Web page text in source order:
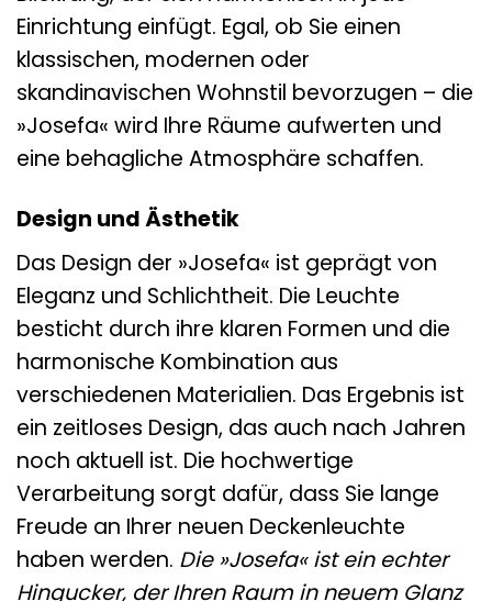
Einrichtung einfügt. Egal, ob Sie einen
klassischen, modernen oder
skandinavischen Wohnstil bevorzugen – die
»Josefa« wird Ihre Räume aufwerten und
eine behagliche Atmosphäre schaffen.
Design und Ästhetik
Das Design der »Josefa« ist geprägt von
Eleganz und Schlichtheit. Die Leuchte
besticht durch ihre klaren Formen und die
harmonische Kombination aus
verschiedenen Materialien. Das Ergebnis ist
ein zeitloses Design, das auch nach Jahren
noch aktuell ist. Die hochwertige
Verarbeitung sorgt dafür, dass Sie lange
Freude an Ihrer neuen Deckenleuchte
haben werden. Die »Josefa« ist ein echter
Hingucker, der Ihren Raum in neuem Glanz